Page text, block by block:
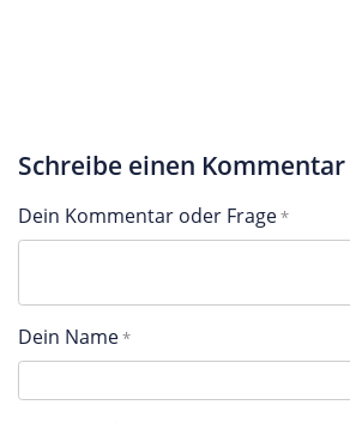
Schreibe einen Kommentar
Dein Kommentar oder Frage
Dein Name